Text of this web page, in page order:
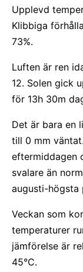
Upplevd
Klibbiga
73%.
Luften är ren
12. Solen gick
för 13h 30m
Det är bara en
till 0 mm
eftermiddagen
svalare än
augusti-högsta
Veckan som
temperaturer
jämförelse är
45°C.